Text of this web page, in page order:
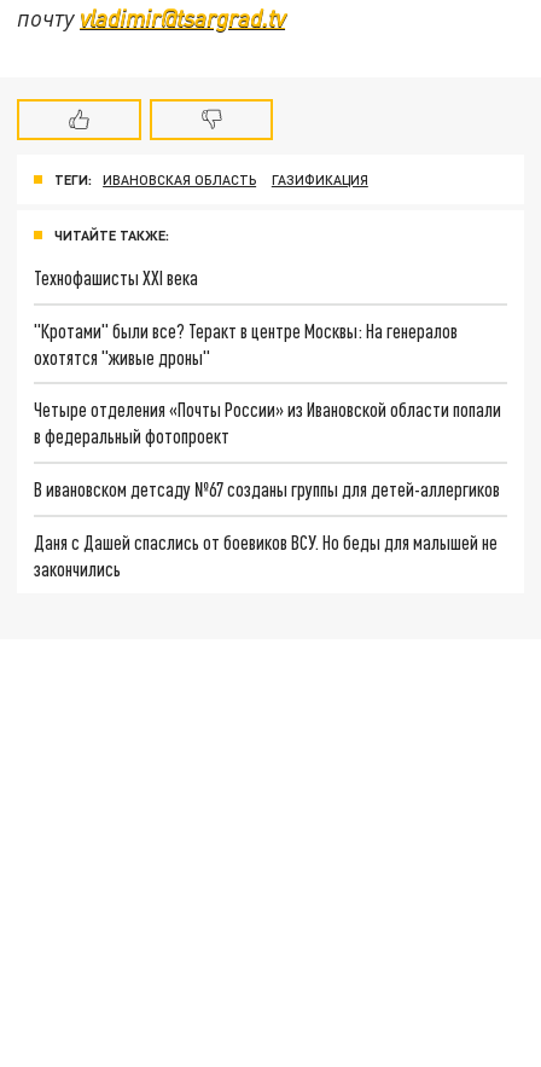
почту vladimir@tsargrad.tv
ТЕГИ: ИВАНОВСКАЯ ОБЛАСТЬ ГАЗИФИКАЦИЯ
ЧИТАЙТЕ ТАКЖЕ:
Технофашисты XXI века
"Кротами" были все? Теракт в центре Москвы: На генералов
охотятся "живые дроны"
Четыре отделения «Почты России» из Ивановской области попали
в федеральный фотопроект
В ивановском детсаду №67 созданы группы для детей-аллергиков
Даня с Дашей спаслись от боевиков ВСУ. Но беды для малышей не
закончились